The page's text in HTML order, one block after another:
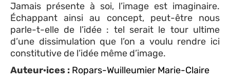
Jamais présente à soi, l’image est imaginaire.
Échappant ainsi au concept, peut-être nous
parle-t-elle de l’idée : tel serait le tour ultime
d’une dissimulation que l’on a voulu rendre ici
constitutive de l’idée même d’image.
Auteur·ices : Ropars-Wuilleumier Marie-Claire